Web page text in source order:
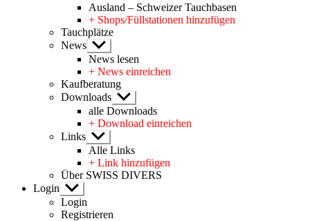
Ausland – Schweizer Tauchbasen
+ Shops/Füllstationen hinzufügen
Tauchplätze
News Untermenü
anzeigen
News lesen
+ News einreichen
Kaufberatung
Downloads Untermenü
anzeigen
alle Downloads
+ Download einreichen
Links Untermenü
anzeigen
Alle Links
+ Link hinzufügen
Über SWISS DIVERS
Login Untermenü
anzeigen
Login
Registrieren